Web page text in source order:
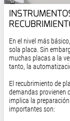
En el nivel más
sola placa. Sin
muchas placas a la
tanto, la
El recubrimiento de
demandas provienen
implica la
importantes son: